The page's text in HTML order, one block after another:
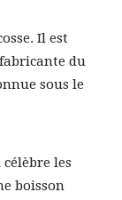
Il est
du
sous le
les
boisson